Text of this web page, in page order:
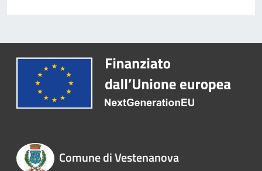
Comune di Vestenanova